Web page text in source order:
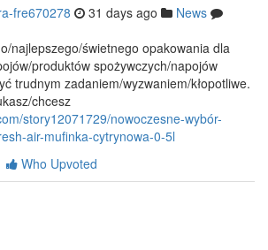
fre670278 31 days ago
News
najlepszego/świetnego opakowania dla
produktów spożywczych/napojów
trudnym zadaniem/wyzwaniem/kłopotliwe.
chcesz
story12071729/nowoczesne-wybór-
air-mufinka-cytrynowa-0-5l
Who Upvoted